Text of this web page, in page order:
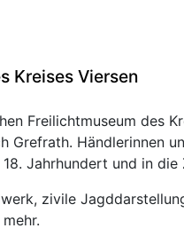
Kreises Viersen
Freilichtmuseum des
Händlerinnen
Jahrhundert und in
zivile